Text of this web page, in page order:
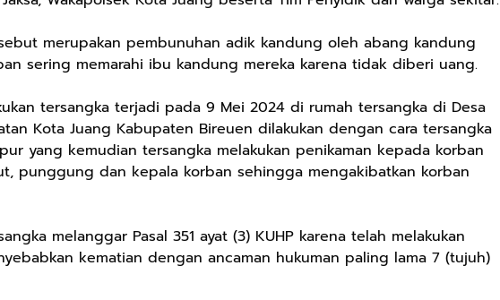
merupakan pembunuhan adik kandung oleh abang kandung
sering memarahi ibu kandung mereka karena tidak diberi uang.
tersangka terjadi pada 9 Mei 2024 di rumah tersangka di Desa
Kota Juang Kabupaten Bireuen dilakukan dengan cara tersangka
yang kemudian tersangka melakukan penikaman kepada korban
punggung dan kepala korban sehingga mengakibatkan korban
melanggar Pasal 351 ayat (3) KUHP karena telah melakukan
kematian dengan ancaman hukuman paling lama 7 (tujuh)